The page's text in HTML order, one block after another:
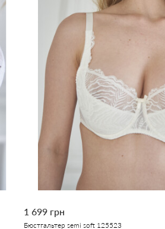
1 699 грн
Бюстгальтер semi soft 125523